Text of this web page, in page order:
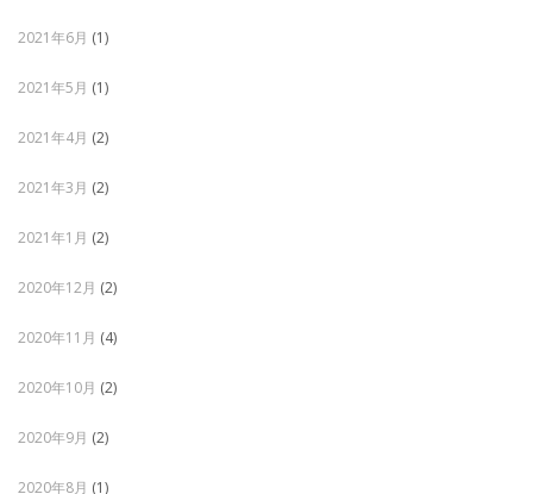
2021年6月 (1)
2021年5月 (1)
2021年4月 (2)
2021年3月 (2)
2021年1月 (2)
2020年12月 (2)
2020年11月 (4)
2020年10月 (2)
2020年9月 (2)
2020年8月 (1)